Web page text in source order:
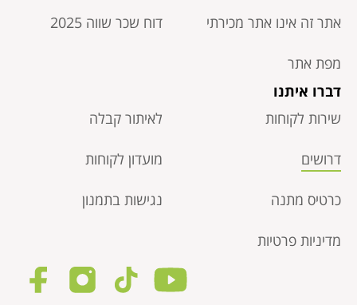
אתר זה אינו אתר מכירתי דוח שכר שווה 2025
מפת אתר
דברו איתנו
שירות לקוחות
לאיתור קבלה
דרושים מועדון לקוחות
כרטיס מתנה נגישות בתמנון
מדיניות פרטיות